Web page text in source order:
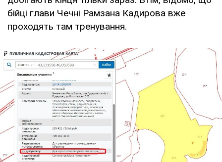
бійці глави Чечні Рамзана Кадирова вже
проходять там тренування.